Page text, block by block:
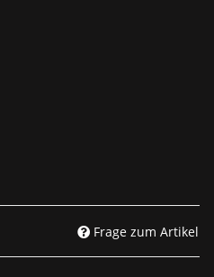
Frage zum Artikel